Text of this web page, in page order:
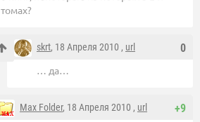
томах?
0
skrt, 18 Апреля 2010 , url
… да…
+9
Max Folder, 18 Апреля 2010 , url